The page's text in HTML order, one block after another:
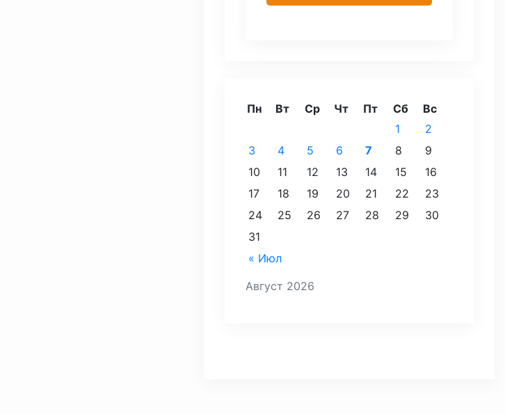
Август 2026
Пн Вт Ср Чт Пт Сб Вс
« Июл
1
2
3
4 5 6 7 8
9
10
11 12 13 14 15
16
17
18 19 20 21 22
23
24
25 26 27 28 29
30
31